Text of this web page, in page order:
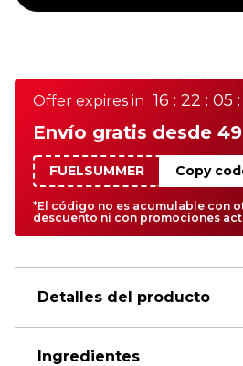
Offer expires in 16 : 22 : 05 :
Envío gratis desde
FUELSUMMER Copy
*El código no es acumulable con
descuento ni con promociones
Detalles del producto
Ingredientes